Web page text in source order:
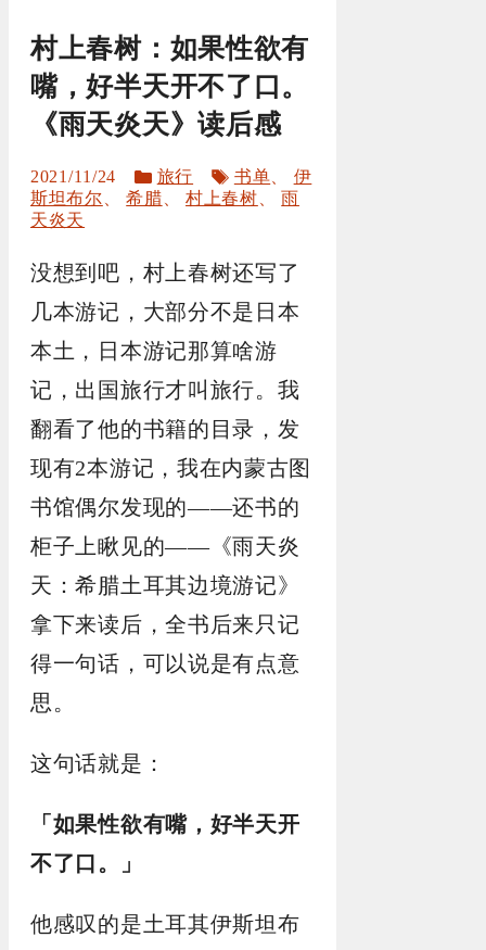
村上春树：如果性欲有
嘴，好半天开不了口。
《雨天炎天》读后感
2021/11/24
分
类
旅行
标
签
书单
伊
斯坦布尔 、希腊 、村上春树 、雨
天炎天
没想到吧，村上春树还写了
几本游记，大部分不是日本
本土，日本游记那算啥游
记，出国旅行才叫旅行。我
翻看了他的书籍的目录，发
现有2本游记，我在内蒙古图
书馆偶尔发现的——还书的
柜子上瞅见的——《雨天炎
天：希腊土耳其边境游记》
拿下来读后，全书后来只记
得一句话，可以说是有点意
思。
这句话就是：
「如果性欲有嘴，好半天开
不了口。」
他感叹的是土耳其伊斯坦布